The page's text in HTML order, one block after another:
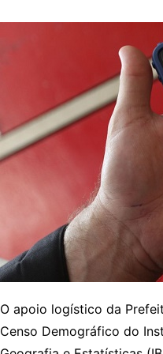
O apoio logístico da
Censo Demográfico do